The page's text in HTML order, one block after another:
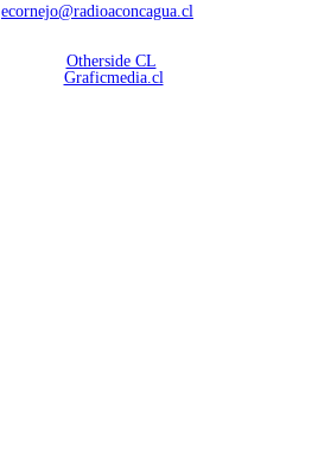
ecornejo@radioaconcagua.cl
Otherside CL
Graficmedia.cl